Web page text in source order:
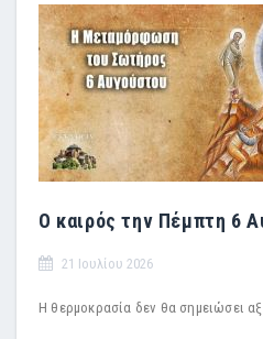
Ο καιρός την Πέμπτη 6
21 Ιουλίου 2026
H θερμοκρασία δεν θα σημειώσει